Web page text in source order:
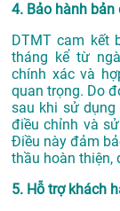
4. Bảo hành bản
DTMT cam kết
tháng kể từ
chính xác và
quan trọng. Do
sau khi sử dụng
điều chỉnh và
Điều này đảm
thầu hoàn thiện,
5. Hỗ trợ khách